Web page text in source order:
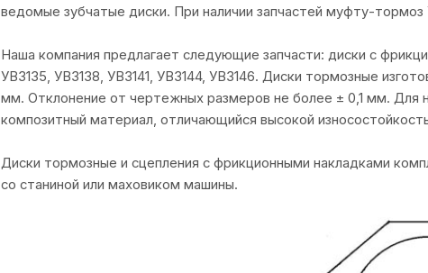
ведомые зубчатые диски. При наличии запчастей муфту-тормоз
Наша компания предлагает следующие запчасти: диски с
УВ3135, УВ3138, УВ3141, УВ3144, УВ3146. Диски тормозные
мм. Отклонение от чертежных размеров не более ± 0,1 мм. Для
композитный материал, отличающийся высокой
Диски тормозные и сцепления с фрикционными накладками
со станиной или маховиком машины.